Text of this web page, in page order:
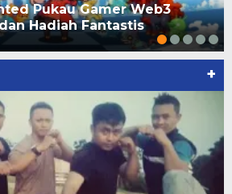
Pukau Gamer Web3
Hadiah Fantastis
+